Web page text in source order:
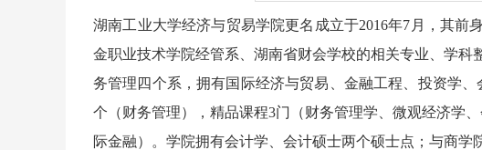
湖南工业大学经济与贸易学院更名成立于2016年7月，其
金职业技术学院经管系、湖南省财会学校的相关专业、学
务管理四个系，拥有国际经济与贸易、金融工程、投资学
个（财务管理），精品课程3门（财务管理学、微观经济学
际金融）。学院拥有会计学、会计硕士两个硕士点；与商